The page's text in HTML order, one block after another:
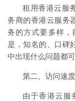
租用香港云服
务商的香港云服务
务的方式要多样，
是，知名的、口碑
中出现什么问题都
第二、访问速
由于香港云服